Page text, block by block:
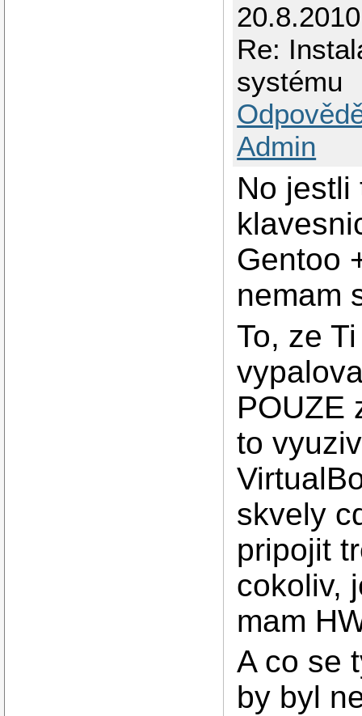
Re:
systému
Admin
No jestli
Gentoo
nemam
To, ze
POUZE
to
skvely
pripojit
cokoliv,
mam
A co se
by byl